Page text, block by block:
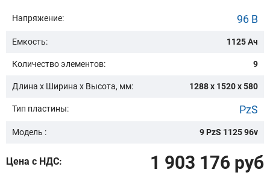
Очистить подбор
Напряжение: 96 В
Емкость: 1125 Ач
Количество элементов: 9
Длина х Ширина х Высота, мм: 1288 x 1520 x 580
Тип пластины: PzS
Модель : 9 PzS 1125 96v
Цена с НДС: 1 903 176 руб